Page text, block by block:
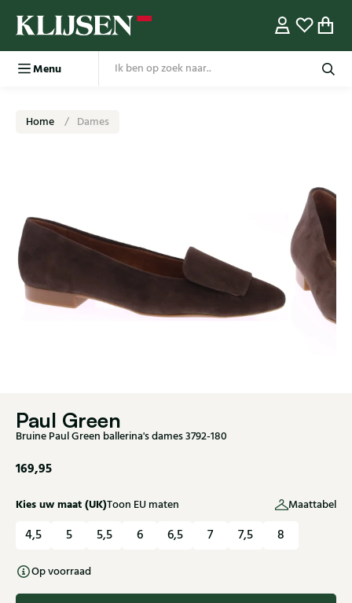
Menu
Home Dames
Paul Green
Bruine Paul Green ballerina's dames 3792-180
169,95
Kies uw maat (UK)Toon EU maten Maattabel
4,5 5 5,5 6 6,5 7 7,5 8
Op voorraad